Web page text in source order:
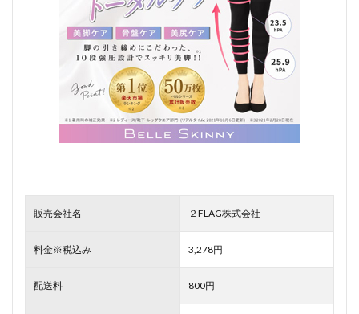
販売会社名 ２FLAG株式会社
料金※税込み 3,278円
配送料 800円